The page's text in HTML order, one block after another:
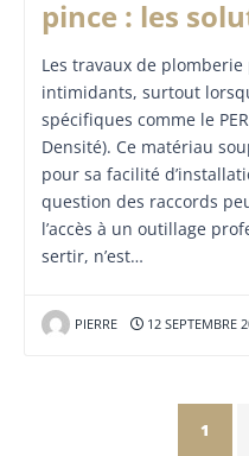
pince : les
Les travaux de
intimidants, surtout
spécifiques comme le
Densité). Ce matériau
pour sa facilité
question des raccords
l’accès à un outillage
sertir, n’est…
PIERRE 12 SEPTEMBRE
1